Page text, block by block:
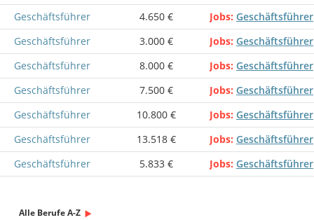
Geschäftsführer
4.650 € Jobs Geschäftsführer
Geschäftsführer
3.000 € Jobs Geschäftsführer
Geschäftsführer
8.000 € Jobs Geschäftsführer
Geschäftsführer
7.500 € Jobs Geschäftsführer
Geschäftsführer
10.800 € Jobs Geschäftsführer
Geschäftsführer
13.518 € Jobs Geschäftsführer
Geschäftsführer
5.833 € Jobs Geschäftsführer
Alle Berufe A-Z